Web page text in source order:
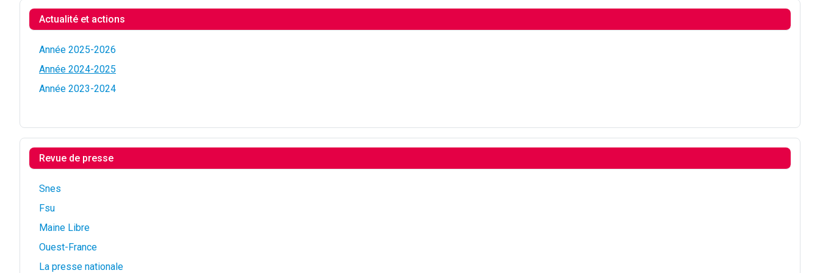
Actualité et actions
Année 2025-2026
Année 2024-2025
Année 2023-2024
Revue de presse
Snes
Fsu
Maine Libre
Ouest-France
La presse nationale